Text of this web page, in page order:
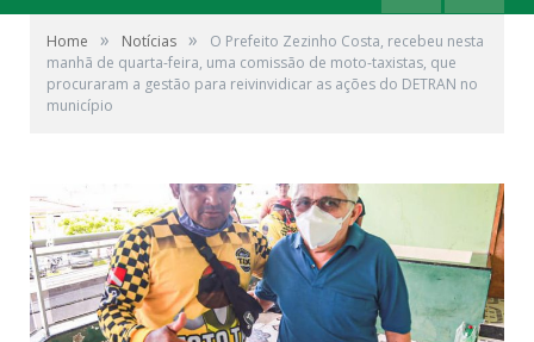
Home » Notícias »
O Prefeito Zezinho Costa, recebeu nesta
manhã de quarta-feira, uma comissão de moto-taxistas, que
procuraram a gestão para reivinvidicar as ações do DETRAN no
município